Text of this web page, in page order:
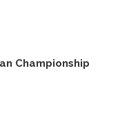
Championship